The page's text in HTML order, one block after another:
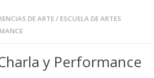
DE ARTE/ ESCUELA DE ARTES
y Performance